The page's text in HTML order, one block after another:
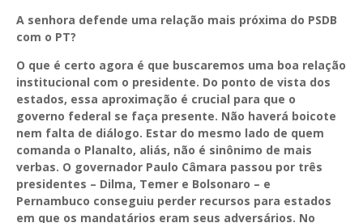
A senhora defende uma relação mais próxima do PSDB
com o PT?
O que é certo agora é que buscaremos uma boa relação
institucional com o presidente. Do ponto de vista dos
estados, essa aproximação é crucial para que o
governo federal se faça presente. Não haverá boicote
nem falta de diálogo. Estar do mesmo lado de quem
comanda o Planalto, aliás, não é sinônimo de mais
verbas. O governador Paulo Câmara passou por três
presidentes – Dilma, Temer e Bolsonaro – e
Pernambuco conseguiu perder recursos para estados
em que os mandatários eram seus adversários. No